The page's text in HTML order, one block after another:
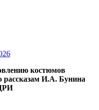
костюмов
рассказам И.А. Бунина